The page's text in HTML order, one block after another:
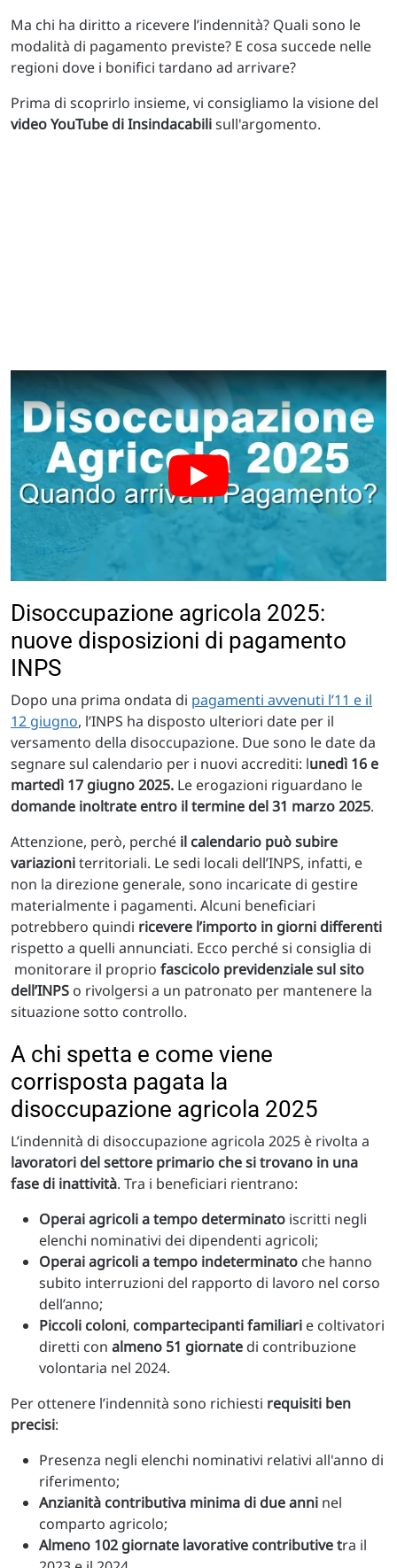
Ma chi ha diritto a ricevere l’indennità? Quali sono le
modalità di pagamento previste? E cosa succede nelle
regioni dove i bonifici tardano ad arrivare?
Prima di scoprirlo insieme, vi consigliamo la visione del
video YouTube di Insindacabilisull'argomento.
Disoccupazione agricola 2025:
nuove disposizioni di pagamento
INPS
Dopo una prima ondata di pagamenti avvenuti l’11 e il
12 giugno, l’INPS ha disposto ulteriori date per il
versamento della disoccupazione. Due sono le date da
segnare sul calendario per i nuovi accrediti: lunedì 16 e
martedì 17 giugno 2025. Le erogazioni riguardano le
domande inoltrate entro il termine del 31 marzo 2025.
Attenzione, però, perché il calendario può subire
variazioniterritoriali. Le sedi locali dell’INPS, infatti, e
non la direzione generale, sono incaricate di gestire
materialmente i pagamenti. Alcuni beneficiari
potrebbero quindi ricevere l’importo in giorni differenti
rispetto a quelli annunciati. Ecco perché si consiglia di
monitorare il proprio fascicolo previdenziale sul sito
dell’INPS o rivolgersi a un patronato per mantenere la
situazione sotto controllo.
A chi spetta e come viene
corrisposta pagata la
disoccupazione agricola 2025
L’indennità di disoccupazione agricola 2025 è rivolta a
lavoratori del settore primario che si trovano in una
fase di inattività. Tra i beneficiari rientrano:
Operai agricoli a tempo determinato iscritti negli
elenchi nominativi dei dipendenti agricoli;
Operai agricoli a tempo indeterminato che hanno
subito interruzioni del rapporto di lavoro nel corso
dell’anno;
Piccoli coloni, compartecipanti familiari e coltivatori
diretti con almeno 51 giornate di contribuzione
volontaria nel 2024.
Per ottenere l’indennità sono richiesti requisiti ben
precisi:
Presenza negli elenchi nominativi relativi all'anno di
riferimento;
Anzianità contributiva minima di due anni nel
comparto agricolo;
Almeno 102 giornate lavorative contributive tra il